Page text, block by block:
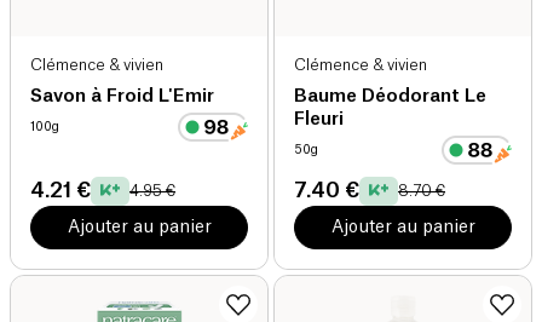
Clémence & vivien
Savon à Froid L'Emir
100g
4.21 € 4.95 €
Ajouter au panier
Clémence & vivien
Baume Déodorant Le
Fleuri
50g
7.40 € 8.70 €
Ajouter au panier